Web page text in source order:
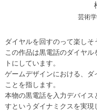
芸術
ダイヤルを回すのって楽しそ
この作品は黒電話のダイヤ
トにしています。
ゲームデザインにおける、
ことを指します。
本物の黒電話を入力デバイス
すというダイナミクスを実現